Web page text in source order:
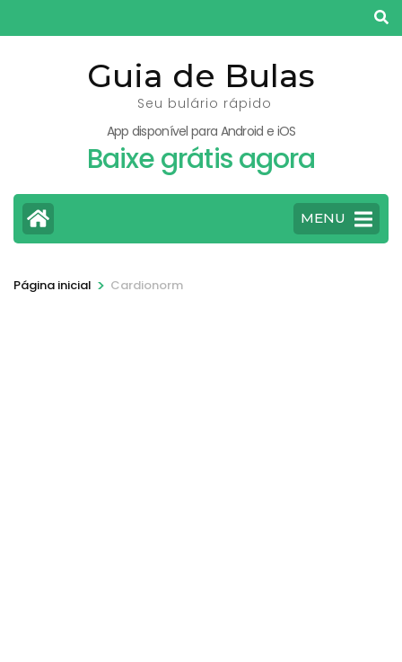
para
Guia de Bulas
Seu bulário rápido
App disponível para Android e iOS
Baixe grátis agora
MENU
Página inicial > Cardionorm